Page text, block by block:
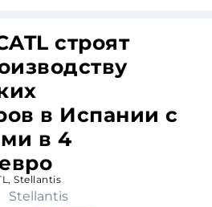
строят
в Испании с
в 4
, Stellantis